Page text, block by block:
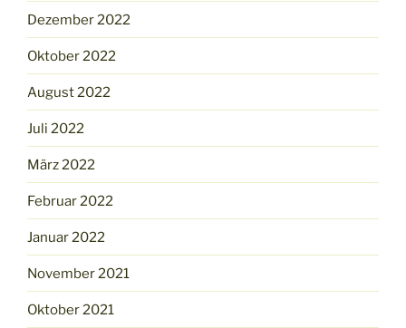
Dezember 2022
Oktober 2022
August 2022
Juli 2022
März 2022
Februar 2022
Januar 2022
November 2021
Oktober 2021